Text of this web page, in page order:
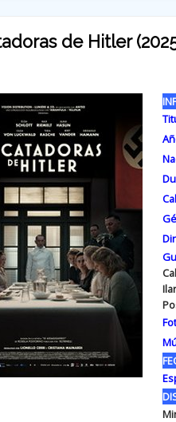
de Hitler